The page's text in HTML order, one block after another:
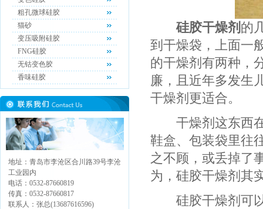
粗孔微球硅胶
猫砂
变压吸附硅胶
FNG硅胶
无钴变色胶
香味硅胶
地址：青岛市李沧区合川路39号李沧
工业园内
电话：0532-87660819
传真：0532-87660817
联系人：张总(13687616596)
硅胶干燥剂 的
到干燥袋，上面一
的干燥剂有两种，
廉，且近年多发生
干燥剂更适合。
干燥剂这东西在
鞋盒、包装袋里往
之不顾，或丢掉了
为，硅胶干燥剂其
硅胶干燥剂可以